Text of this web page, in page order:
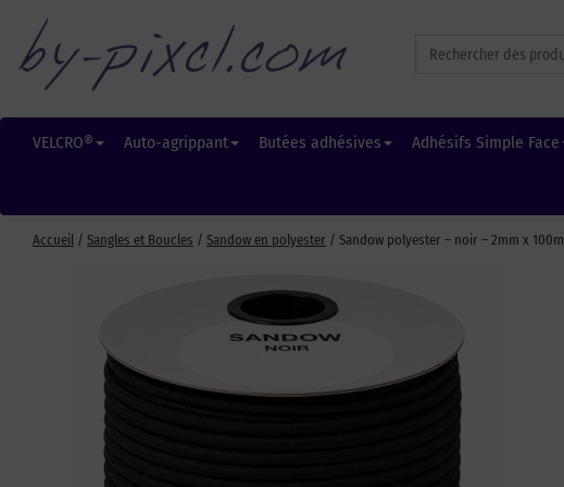
for:
VELCRO® Auto-agrippant Butées adhésives Adhésifs Simple Face
Accueil / Sangles et Boucles / Sandow en polyester / Sandow polyester – noir – 2mm x 100m